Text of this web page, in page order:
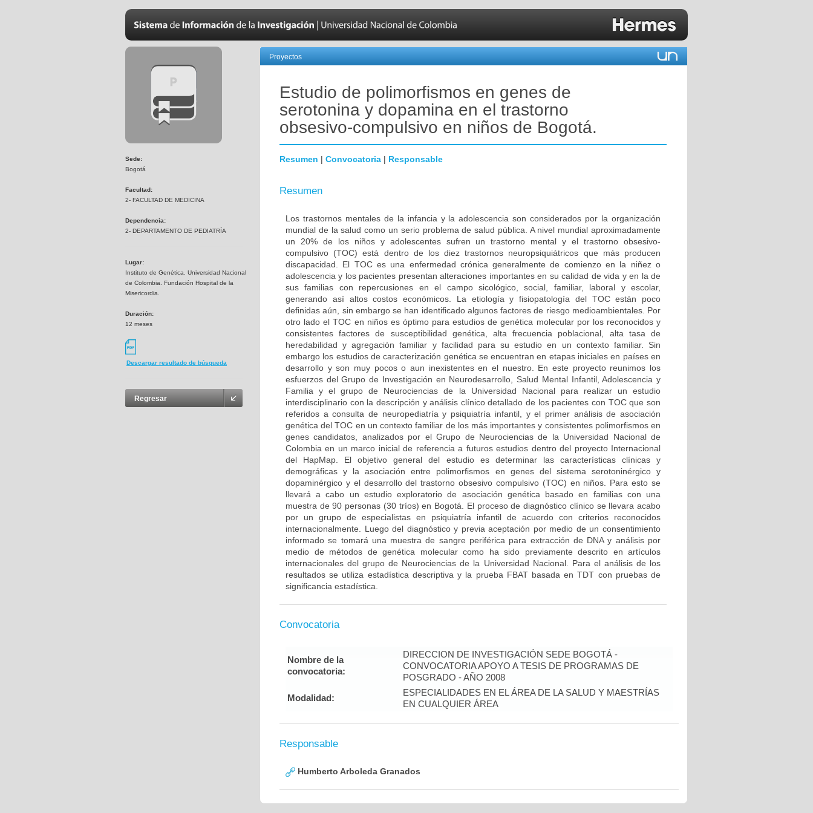
Sede:
Bogotá
Facultad:
2- FACULTAD DE MEDICINA
Dependencia:
2- DEPARTAMENTO DE PEDIATRÍA
Lugar:
Instituto de Genética. Universidad Nacional
de Colombia. Fundación Hospital de la
Misericordia.
Duración:
12 meses
Descargar resultado de búsqueda
Regresar
Proyectos
Estudio de polimorfismos en genes de
serotonina y dopamina en el trastorno
obsesivo-compulsivo en niños de Bogotá.
Resumen | Convocatoria | Responsable
Resumen
Los trastornos mentales de la infancia y la adolescencia son considerados por la organización
mundial de la salud como un serio problema de salud pública. A nivel mundial aproximadamente
un 20% de los niños y adolescentes sufren un trastorno mental y el trastorno obsesivo-
compulsivo (TOC) está dentro de los diez trastornos neuropsiquiátricos que más producen
discapacidad. El TOC es una enfermedad crónica generalmente de comienzo en la niñez o
adolescencia y los pacientes presentan alteraciones importantes en su calidad de vida y en la de
sus familias con repercusiones en el campo sicológico, social, familiar, laboral y escolar,
generando así altos costos económicos. La etiología y fisiopatología del TOC están poco
definidas aún, sin embargo se han identificado algunos factores de riesgo medioambientales. Por
otro lado el TOC en niños es óptimo para estudios de genética molecular por los reconocidos y
consistentes factores de susceptibilidad genética, alta frecuencia poblacional, alta tasa de
heredabilidad y agregación familiar y facilidad para su estudio en un contexto familiar. Sin
embargo los estudios de caracterización genética se encuentran en etapas iniciales en países en
desarrollo y son muy pocos o aun inexistentes en el nuestro. En este proyecto reunimos los
esfuerzos del Grupo de Investigación en Neurodesarrollo, Salud Mental Infantil, Adolescencia y
Familia y el grupo de Neurociencias de la Universidad Nacional para realizar un estudio
interdisciplinario con la descripción y análisis clínico detallado de los pacientes con TOC que son
referidos a consulta de neuropediatría y psiquiatría infantil, y el primer análisis de asociación
genética del TOC en un contexto familiar de los más importantes y consistentes polimorfismos en
genes candidatos, analizados por el Grupo de Neurociencias de la Universidad Nacional de
Colombia en un marco inicial de referencia a futuros estudios dentro del proyecto Internacional
del HapMap. El objetivo general del estudio es determinar las características clínicas y
demográficas y la asociación entre polimorfismos en genes del sistema serotoninérgico y
dopaminérgico y el desarrollo del trastorno obsesivo compulsivo (TOC) en niños. Para esto se
llevará a cabo un estudio exploratorio de asociación genética basado en familias con una
muestra de 90 personas (30 tríos) en Bogotá. El proceso de diagnóstico clínico se llevara acabo
por un grupo de especialistas en psiquiatría infantil de acuerdo con criterios reconocidos
internacionalmente. Luego del diagnóstico y previa aceptación por medio de un consentimiento
informado se tomará una muestra de sangre periférica para extracción de DNA y análisis por
medio de métodos de genética molecular como ha sido previamente descrito en artículos
internacionales del grupo de Neurociencias de la Universidad Nacional. Para el análisis de los
resultados se utiliza estadística descriptiva y la prueba FBAT basada en TDT con pruebas de
significancia estadística.
Convocatoria
Nombre de la
convocatoria:
DIRECCION DE INVESTIGACIÓN SEDE BOGOTÁ -
CONVOCATORIA APOYO A TESIS DE PROGRAMAS DE
POSGRADO - AÑO 2008
Modalidad:
ESPECIALIDADES EN EL ÁREA DE LA SALUD Y MAESTRÍAS
EN CUALQUIER ÁREA
Responsable
Humberto Arboleda Granados